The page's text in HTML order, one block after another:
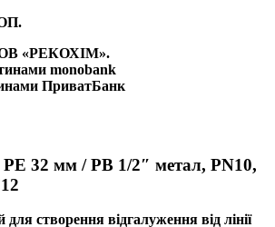
«РЕКОХІМ».
monobank
ПриватБанк
32 мм / РВ 1/2″ метал, PN10,
створення відгалуження від лінії